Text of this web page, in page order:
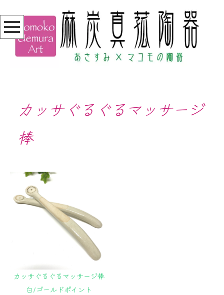
カッサぐるぐるマッサージ
棒
カッサぐるぐるマッサージ棒
白/ゴールドポイント